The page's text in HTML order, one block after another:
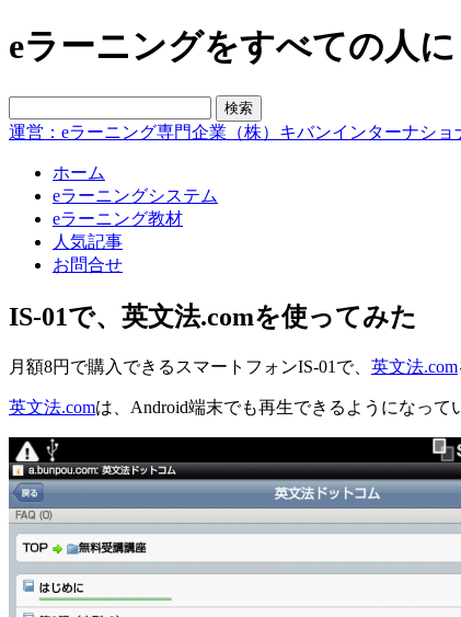
eラーニングをすべての人
運営：eラーニング専門企業（株）キバンインターナショ
ホーム
eラーニングシステム
eラーニング教材
人気記事
お問合せ
IS-01で、英文法.comを使ってみた
月額8円で購入できるスマートフォンIS-01で、 英文法.com
英文法.comは、Android端末でも再生できるようになって